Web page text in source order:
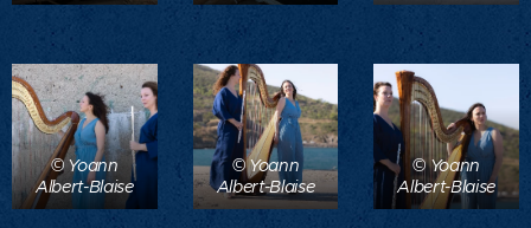
© Yoann
Albert-Blaise
© Yoann
Albert-Blaise
© Yoann
Albert-Blaise